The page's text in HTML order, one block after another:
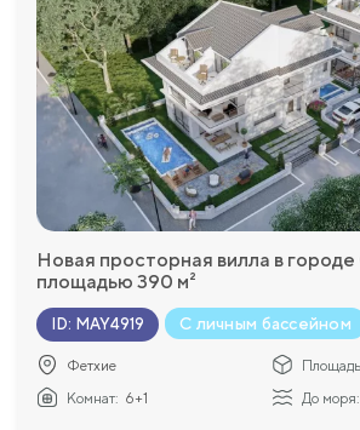
Новая просторная вилла в
площадью 390 м²
ID: MAY4919 С личным бассейном
Фетхие
Комнат: 6+1 До моря: